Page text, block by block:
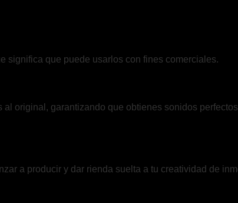
significa que puede usarlos con fines comerciales.
original, garantizando que obtienes sonidos
a producir y dar rienda suelta a tu creatividad de